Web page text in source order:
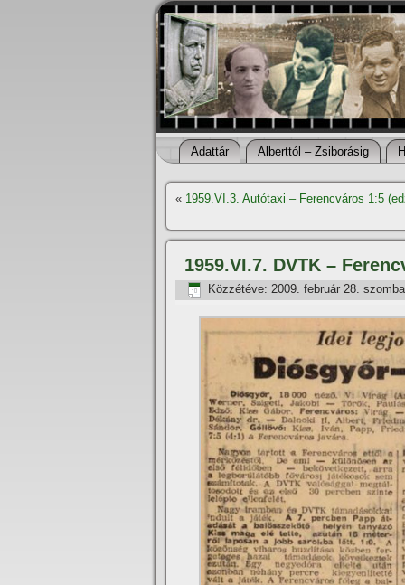
Adattár Alberttól – Zsiborásig
« 1959.VI.3. Autótaxi – Ferencváros 1:5
1959.VI.7. DVTK –
Közzétéve: 2009. február 28.